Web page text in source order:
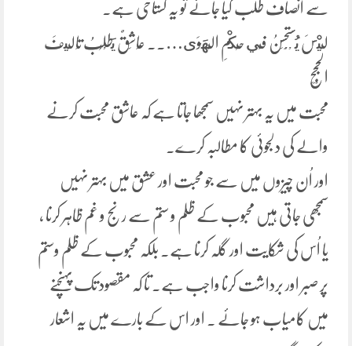
سے انصاف طلب کیا جائے تو یہ گستاخی ہے۔
لَيْسَ يُسْتَحْسَنُ فِي حُكْمِ الْهَوَى….. عَاشِقٌ يَطْلُبُ تَالِيفَ
الْحِجَج
محبت میں یہ بہتر نہیں سمجھا جاتا ہے کہ عاشق محبت کرنے
والے کی دلجوئی کا مطالبہ کرے۔
اور اُن چیزوں میں سے جو محبت اور عشق میں بہتر نہیں
سمجھی جاتی ہیں محبوب کے ظلم و ستم سے رنج و غم ظاہر کرنا ،
یا اُس کی شکایت اور گلہ کرنا ہے۔ بلکہ محبوب کے ظلم وستم
پر صبر اور برداشت کرنا واجب ہے۔ تا کہ مقصود تک پہنچنے
میں کامیاب ہو جائے ۔ اور اس کے بارے میں یہ اشعار